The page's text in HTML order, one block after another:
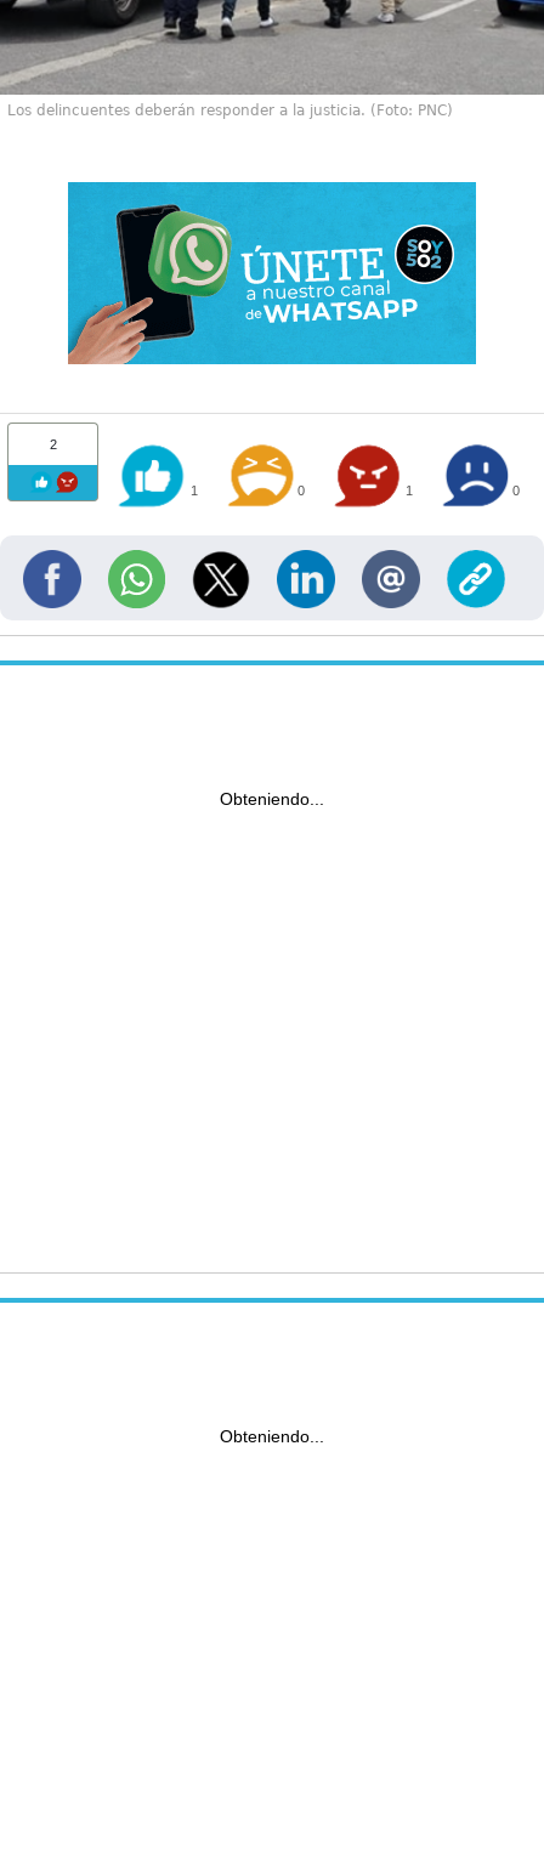
Los delincuentes deberán responder a la justicia. (Foto: PNC)
2
1 0 1 0
Obteniendo...
Obteniendo...